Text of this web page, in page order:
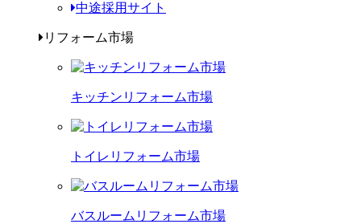
中途採用サイト
リフォーム市場
キッチンリフォーム市場
トイレリフォーム市場
バスルームリフォーム市場